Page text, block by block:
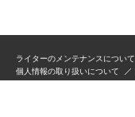
ライターのメンテナンスについて
個人情報の取り扱いについて